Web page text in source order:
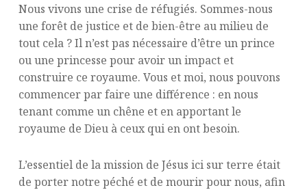
Nous vivons une crise de réfugiés. Sommes-nous
une forêt de justice et de bien-être au milieu de
tout cela ? Il n’est pas nécessaire d’être un prince
ou une princesse pour avoir un impact et
construire ce royaume. Vous et moi, nous pouvons
commencer par faire une différence : en nous
tenant comme un chêne et en apportant le
royaume de Dieu à ceux qui en ont besoin.
L’essentiel de la mission de Jésus ici sur terre était
de porter notre péché et de mourir pour nous, afin